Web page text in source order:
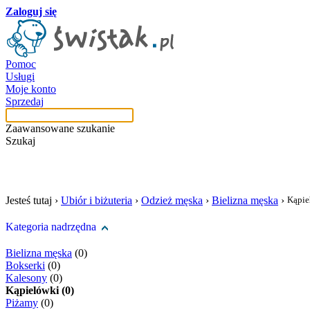
Zaloguj się
Pomoc
Usługi
Moje konto
Sprzedaj
Zaawansowane szukanie
Szukaj
Jesteś tutaj › Ubiór i biżuteria › Odzież męska › Bielizna męska ›
Kategoria nadrzędna
Bielizna męska (0)
Bokserki (0)
Kalesony (0)
Kąpielówki (0)
Piżamy (0)